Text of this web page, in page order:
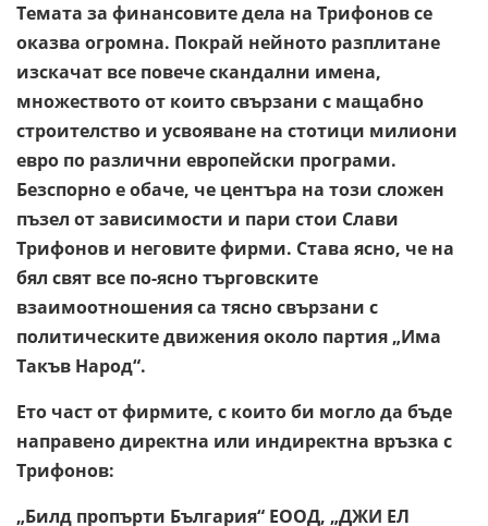
Темата за финансовите дела на Трифонов се
оказва огромна. Покрай нейното разплитане
изскачат все повече скандални имена,
множеството от които свързани с мащабно
строителство и усвояване на стотици милиони
евро по различни европейски програми.
Безспорно е обаче, че центъра на този сложен
пъзел от зависимости и пари стои Слави
Трифонов и неговите фирми. Става ясно, че на
бял свят все по-ясно търговските
взаимоотношения са тясно свързани с
политическите движения около партия „Има
Такъв Народ“.
Ето част от фирмите, с които би могло да бъде
направено директна или индиректна връзка с
Трифонов:
„Билд пропърти България“ ЕООД, „ДЖИ ЕЛ